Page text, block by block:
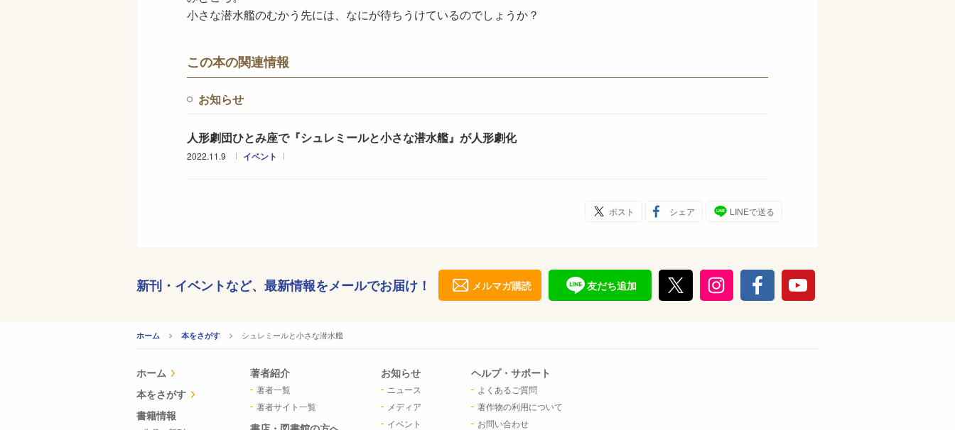
小さな潜水艦のむかう先には、なにが待ちうけているのでしょうか？
この本の関連情報
お知らせ
人形劇団ひとみ座で『シュレミールと小さな潜水艦』が人形劇化
2022.11.9 イベント
ポスト シェア LINEで送る
新刊・イベントなど、 最新情報をメールでお届け！ メルマガ購読 友だち追加
ホーム 本をさがす CURRENT:
シュレミールと小さな潜水艦
ホーム
本をさがす
書籍情報
著者紹介
著者一覧
著者サイト一覧
お知らせ
ニュース
メディア
イベント
ヘルプ・サポート
よくあるご質問
著作物の利用について
お問い合わせ